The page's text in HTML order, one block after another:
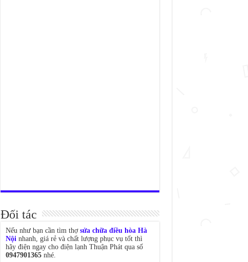
Đối tác
Nếu như bạn cần tìm thợ sửa chữa điều hòa Hà
Nộinhanh, giá rẻ và chất lượng phục vụ tốt thì
hãy điện ngay cho điện lạnh Thuận Phát qua số
0947901365nhé.